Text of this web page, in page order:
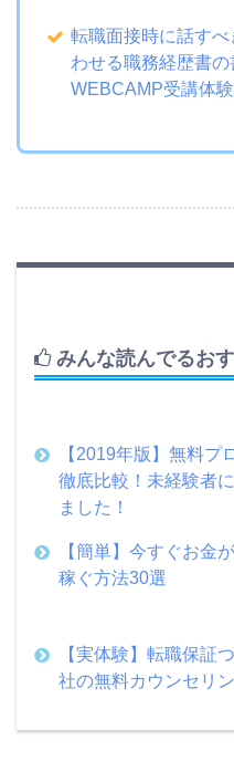
転職面接時に話す
わせる職務経歴書
WEBCAMP受講体
みんな読んでるお
【2019年版】無料プ
徹底比較！未経験者
ました！
【簡単】今すぐお金
稼ぐ方法30選
【実体験】転職保証
社の無料カウンセリ